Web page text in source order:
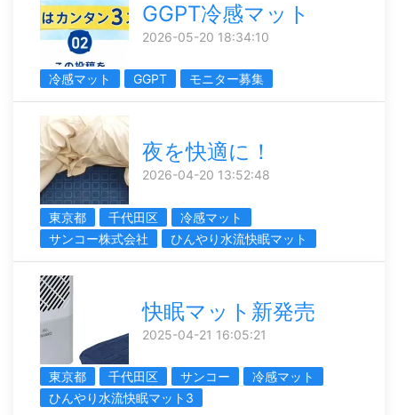
GGPT冷感マット
2026-05-20 18:34:10
冷感マット GGPT モニター募集
夜を快適に！
2026-04-20 13:52:48
東京都 千代田区
冷感マット
サンコー株式会社
ひんやり水流快眠マット
快眠マット新発売
2025-04-21 16:05:21
東京都 千代田区 サンコー
冷感マット
ひんやり水流快眠マット3